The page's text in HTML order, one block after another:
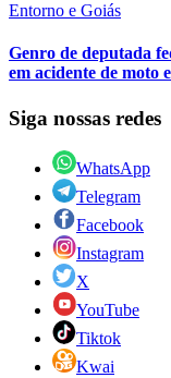
Entorno e Goiás
Genro de deputada
em acidente de moto
Siga nossas redes
WhatsApp
Telegram
Facebook
Instagram
X
YouTube
Tiktok
Kwai